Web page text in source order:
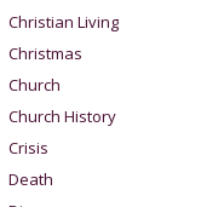
Christian Living
Christmas
Church
Church History
Crisis
Death